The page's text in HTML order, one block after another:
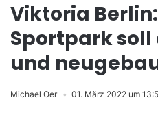
Viktoria
Sportpark
und
Michael Oer 01. März 2022 um